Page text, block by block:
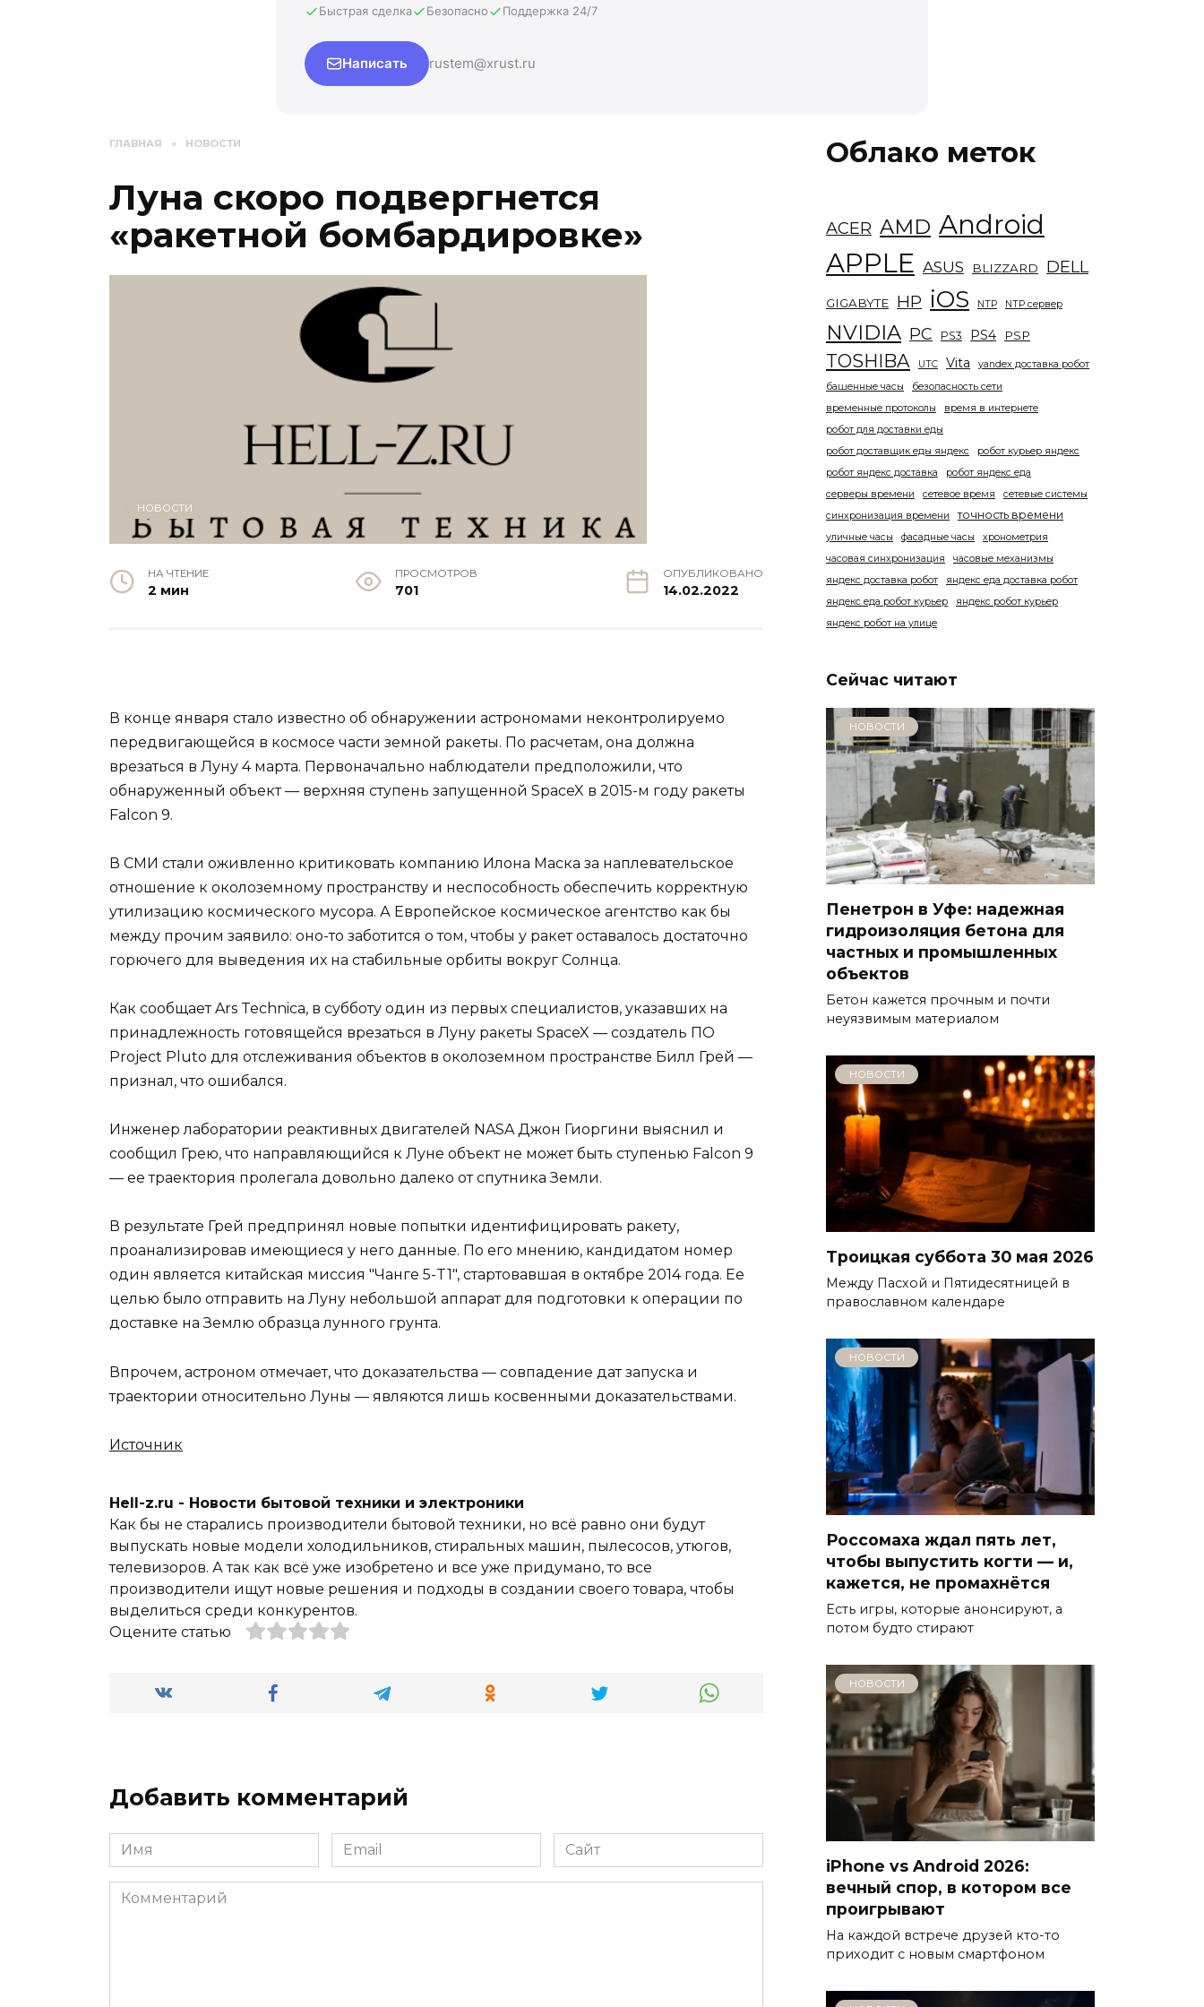
Быстрая сделка Безопасно Поддержка 24/7
Написать rustem@xrust.ru
ГЛАВНАЯ » НОВОСТИ
Луна скоро подвергнется
«ракетной бомбардировке»
НОВОСТИ
НА ЧТЕНИЕ
2 мин
ПРОСМОТРОВ
701
ОПУБЛИКОВАНО
14.02.2022
В конце января стало известно об обнаружении астрономами неконтролируемо
передвигающейся в космосе части земной ракеты. По расчетам, она должна
врезаться в Луну 4 марта. Первоначально наблюдатели предположили, что
обнаруженный объект — верхняя ступень запущенной SpaceX в 2015-м году ракеты
Falcon 9.
В СМИ стали оживленно критиковать компанию Илона Маска за наплевательское
отношение к околоземному пространству и неспособность обеспечить корректную
утилизацию космического мусора. А Европейское космическое агентство как бы
между прочим заявило: оно-то заботится о том, чтобы у ракет оставалось достаточно
горючего для выведения их на стабильные орбиты вокруг Солнца.
Как сообщает Ars Technica, в субботу один из первых специалистов, указавших на
принадлежность готовящейся врезаться в Луну ракеты SpaceX — создатель ПО
Project Pluto для отслеживания объектов в околоземном пространстве Билл Грей —
признал, что ошибался.
Инженер лаборатории реактивных двигателей NASA Джон Гиоргини выяснил и
сообщил Грею, что направляющийся к Луне объект не может быть ступенью Falcon 9
— ее траектория пролегала довольно далеко от спутника Земли.
В результате Грей предпринял новые попытки идентифицировать ракету,
проанализировав имеющиеся у него данные. По его мнению, кандидатом номер
один является китайская миссия "Чанге 5-T1", стартовавшая в октябре 2014 года. Ее
целью было отправить на Луну небольшой аппарат для подготовки к операции по
доставке на Землю образца лунного грунта.
Впрочем, астроном отмечает, что доказательства — совпадение дат запуска и
траектории относительно Луны — являются лишь косвенными доказательствами.
Источник
Hell-z.ru - Новости бытовой техники и электроники
Как бы не старались производители бытовой техники, но всё равно они будут
выпускать новые модели холодильников, стиральных машин, пылесосов, утюгов,
телевизоров. А так как всё уже изобретено и все уже придумано, то все
производители ищут новые решения и подходы в создании своего товара, чтобы
выделиться среди конкурентов.
Оцените статью
Добавить комментарий
Имя
*
Email
*
Сайт
Комментарий
Облако меток
ACER AMD Android
APPLE ASUS BLIZZARD DELL
GIGABYTE HP iOS NTP NTP сервер
NVIDIA PC PS3 PS4 PSP
TOSHIBA UTC Vita
yandex доставка робот
башенные часы
безопасность сети
временные протоколы
время в интернете
робот для доставки еды
робот доставщик еды яндекс
робот курьер яндекс
робот яндекс доставка
робот яндекс еда
серверы времени
сетевое время
сетевые системы
синхронизация времени
точность времени
уличные часы фасадные часы
хронометрия
часовая синхронизация
часовые механизмы
яндекс доставка робот
яндекс еда доставка робот
яндекс еда робот курьер
яндекс робот курьер
яндекс робот на улице
Сейчас читают
НОВОСТИ
Пенетрон в Уфе: надежная
гидроизоляция бетона для
частных и промышленных
объектов
Бетон кажется прочным и почти
неуязвимым материалом
НОВОСТИ
Троицкая суббота 30 мая 2026
Между Пасхой и Пятидесятницей в
православном календаре
НОВОСТИ
Россомаха ждал пять лет,
чтобы выпустить когти — и,
кажется, не промахнётся
Есть игры, которые анонсируют, а
потом будто стирают
НОВОСТИ
iPhone vs Android 2026:
вечный спор, в котором все
проигрывают
На каждой встрече друзей кто-то
приходит с новым смартфоном